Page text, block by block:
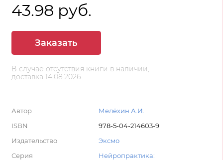
43.98 руб.
Заказать
В случае отсутствия книги в наличии,
доставка 14.08.2026
Автор
Мелёхин А.И.
ISBN
978-5-04-214603-9
Издательство
Эксмо
Серия
Нейропрактика: